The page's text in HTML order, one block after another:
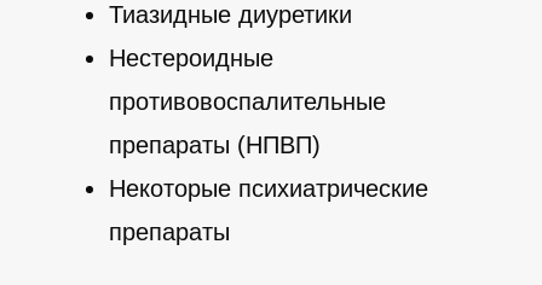
Тиазидные диуретики
Нестероидные
противовоспалительные
препараты (НПВП)
Некоторые психиатрические
препараты